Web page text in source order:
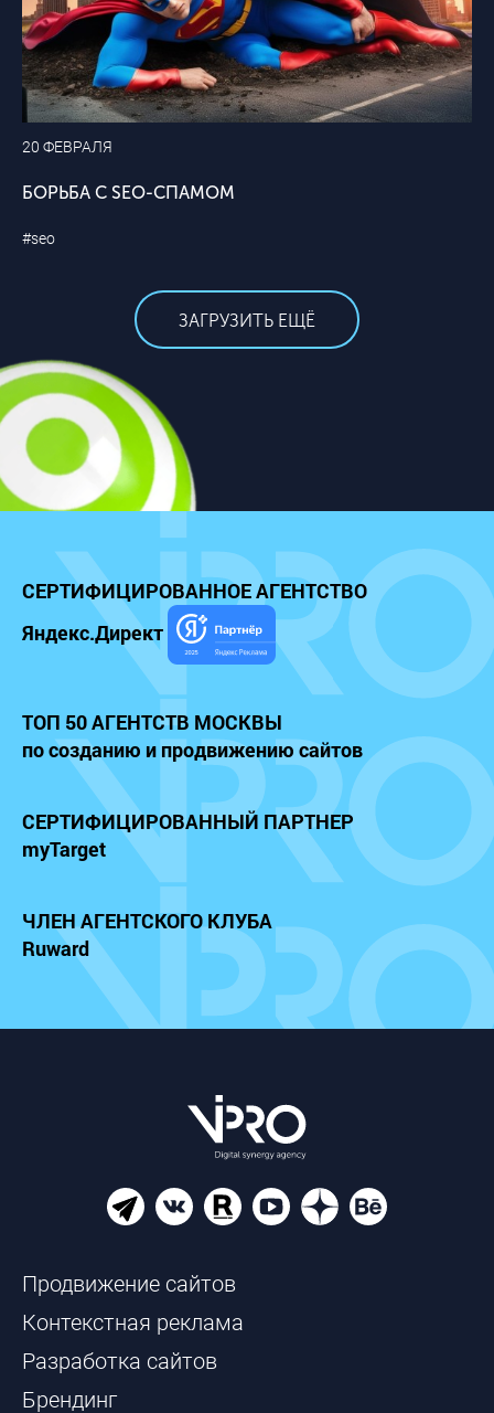
20 ФЕВРАЛЯ
БОРЬБА С SEO-СПАМОМ
#seo
ЗАГРУЗИТЬ ЕЩЁ
СЕРТИФИЦИРОВАННОЕАГЕНТСТВО
Яндекс.Директ
ТОП 50 АГЕНТСТВ МОСКВЫ
по созданию и продвижению сайтов
СЕРТИФИЦИРОВАННЫЙ ПАРТНЕР
myTarget
ЧЛЕН АГЕНТСКОГО КЛУБА
Ruward
Продвижение сайтов
Контекстная реклама
Разработка сайтов
Брендинг